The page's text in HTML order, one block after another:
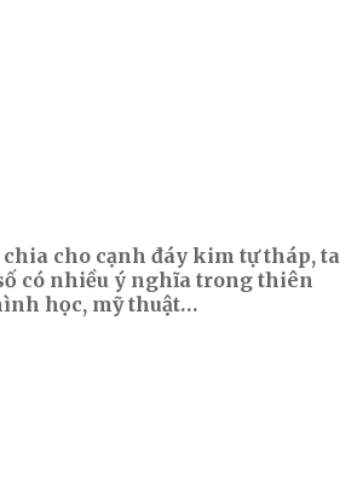
cho cạnh đáy kim tự tháp, ta
có nhiều ý nghĩa trong thiên
học, mỹ thuật…